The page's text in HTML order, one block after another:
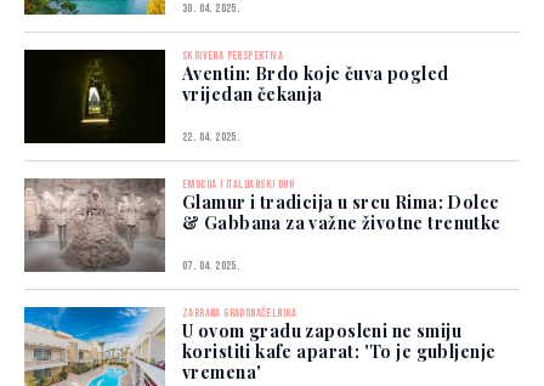
30. 04. 2025.
SKRIVENA PERSPEKTIVA
Aventin: Brdo koje čuva pogled
vrijedan čekanja
22. 04. 2025.
EMOCIJA I ITALIJANSKI DUH
Glamur i tradicija u srcu Rima: Dolce
& Gabbana za važne životne trenutke
07. 04. 2025.
ZABRANA GRADONAČELNIKA
U ovom gradu zaposleni ne smiju
koristiti kafe aparat: 'To je gubljenje
vremena'